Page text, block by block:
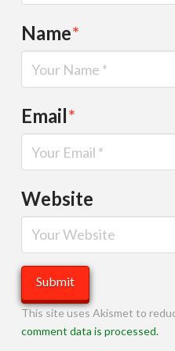
Name*
Email*
Website
This site uses Akismet to
comment data is processed.